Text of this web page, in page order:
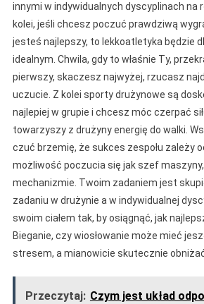
innymi w indywidualnych dyscyplinach na
kolei, jeśli chcesz poczuć prawdziwą
jesteś najlepszy, to lekkoatletyka będzie
idealnym. Chwila, gdy to właśnie Ty,
pierwszy, skaczesz najwyżej, rzucasz
uczucie. Z kolei sporty drużynowe są
najlepiej w grupie i chcesz móc czerpać
towarzyszy z drużyny energię do walki.
czuć brzemię, że sukces zespołu zależy
możliwość poczucia się jak szef
mechanizmie. Twoim zadaniem jest
zadaniu w drużynie a w indywidualnej
swoim ciałem tak, by osiągnąć, jak
Bieganie, czy wiosłowanie może mieć
stresem, a mianowicie skutecznie
Przeczytaj: Czym jest układ